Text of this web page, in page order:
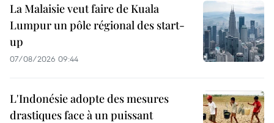
La Malaisie veut faire de Kuala
Lumpur un pôle régional des start-
up
07/08/2026 09:44
L'Indonésie adopte des mesures
drastiques face à un puissant